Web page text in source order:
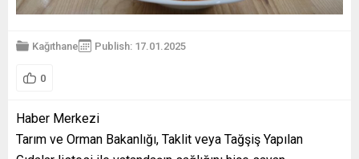
Kağıthane Publish: 17.01.2025
0
Haber Merkezi
Tarım ve Orman Bakanlığı, Taklit veya Tağşiş Yapılan